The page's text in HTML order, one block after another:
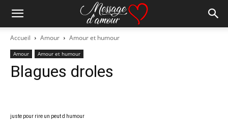
Accueil Amour Amour et humour
Amour Amour et humour
Blagues droles
juste pour rire un peut d humour